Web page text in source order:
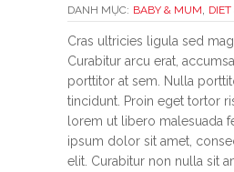
DANH MỤC: BABY & MUM
Cras ultricies ligula sed
Curabitur arcu erat,
porttitor at sem. Nulla
tincidunt. Proin eget tortor
lorem ut libero malesuada
ipsum dolor sit amet,
elit. Curabitur non nulla sit